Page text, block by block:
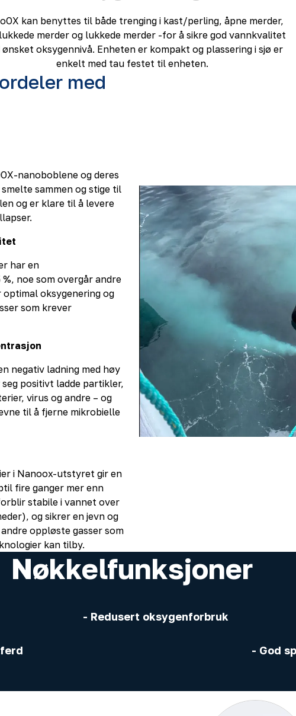
kan benyttes til både trenging i kast/perling, åpne merder,
merder og lukkede merder -for å sikre god vannkvalitet
ønsket oksygennivå. Enheten er kompakt og plassering i sjø er
enkelt med tau festet til enheten.
med
nanoboblene og deres
sammen og stige til
og er klare til å levere
har en
noe som overgår andre
oksygenering og
som krever
negativ ladning med høy
positivt ladde partikler,
virus og andre – og
til å fjerne mikrobielle
i Nanoox-utstyret gir en
fire ganger mer enn
stabile i vannet over
og sikrer en jevn og
oppløste gasser som
kan tilby.
Nøkkelfunksjoner
- Redusert oksygenforbruk
- God